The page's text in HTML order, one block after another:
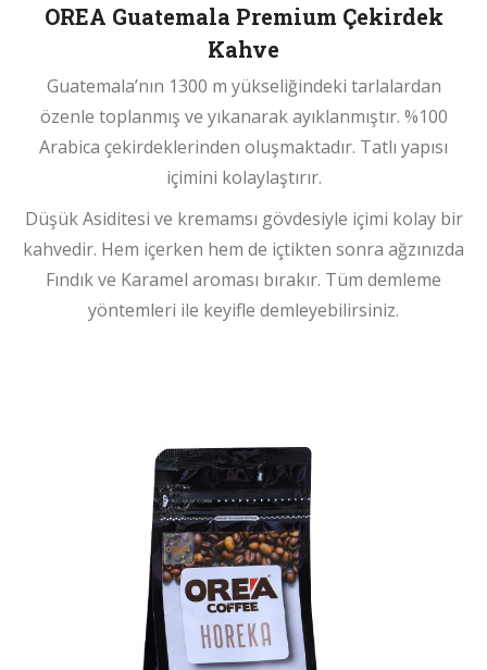
OREA Guatemala Premium Çekirdek
Kahve
Guatemala’nın 1300 m yükseliğindeki tarlalardan
özenle toplanmış ve yıkanarak ayıklanmıştır. %100
Arabica çekirdeklerinden oluşmaktadır. Tatlı yapısı
içimini kolaylaştırır.
Düşük Asiditesi ve kremamsı gövdesiyle içimi kolay bir
kahvedir. Hem içerken hem de içtikten sonra ağzınızda
Fındık ve Karamel aroması bırakır. Tüm demleme
yöntemleri ile keyifle demleyebilirsiniz.